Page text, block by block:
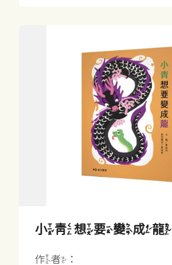
小青想要變成龍
作者：